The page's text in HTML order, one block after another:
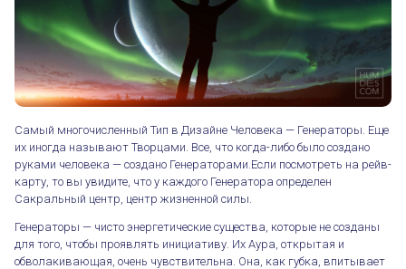
Самый многочисленный Тип в Дизайне Человека — Генераторы. Еще
их иногда называют Творцами. Все, что когда-либо было создано
руками человека — создано Генераторами.Если посмотреть на рейв-
карту, то вы увидите, что у каждого Генератора определен
Сакральный центр, центр жизненной силы.
Генераторы — чисто энергетические существа, которые не созданы
для того, чтобы проявлять инициативу. Их Аура, открытая и
обволакивающая, очень чувствительна. Она, как губка, впитывает